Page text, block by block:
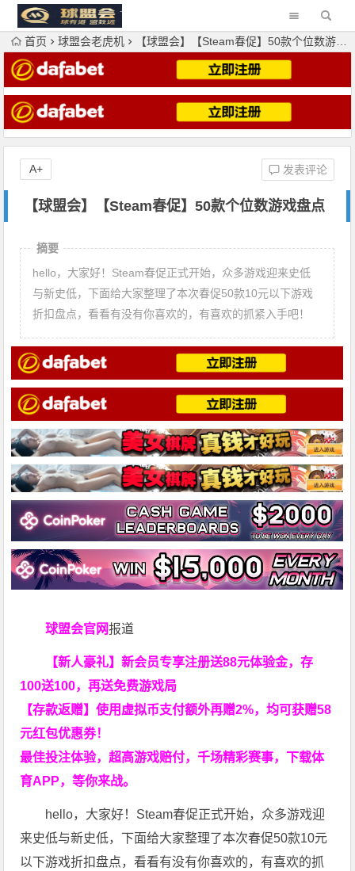
首页 球盟会老虎机 【球盟会】【Steam春促】50款个位数游戏盘点
【球盟会】【Steam春促】50款个位数游戏盘点
发表评论
A+
摘要
hello，大家好！Steam春促正式开始，众多游戏迎来史低
与新史低，下面给大家整理了本次春促50款10元以下游戏
折扣盘点，看看有没有你喜欢的，有喜欢的抓紧入手吧！
球盟会官网报道
【新人豪礼】新会员专享注册送88元体验金，存
100送100，再送免费游戏局
【存款返赠】使用虚拟币支付额外再赠2%，均可获赠58
元红包优惠券！
最佳投注体验，超高游戏赔付，千场精彩赛事，下载体
育APP，等你来战。
hello，大家好！Steam春促正式开始，众多游戏迎
来史低与新史低，下面给大家整理了本次春促50款10元
以下游戏折扣盘点，看看有没有你喜欢的，有喜欢的抓